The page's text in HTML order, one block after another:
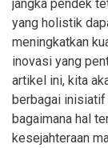
jangka pendek
yang holistik
meningkatkan
inovasi yang
artikel ini, kita
berbagai inisiatif
bagaimana hal
kesejahteraan